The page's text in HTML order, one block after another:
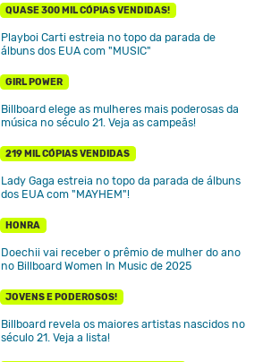
QUASE 300 MIL CÓPIAS VENDIDAS!
Playboi Carti estreia no topo da parada de
álbuns dos EUA com "MUSIC"
GIRL POWER
Billboard elege as mulheres mais poderosas da
música no século 21. Veja as campeãs!
219 MIL CÓPIAS VENDIDAS
Lady Gaga estreia no topo da parada de álbuns
dos EUA com "MAYHEM"!
HONRA
Doechii vai receber o prêmio de mulher do ano
no Billboard Women In Music de 2025
JOVENS E PODEROSOS!
Billboard revela os maiores artistas nascidos no
século 21. Veja a lista!